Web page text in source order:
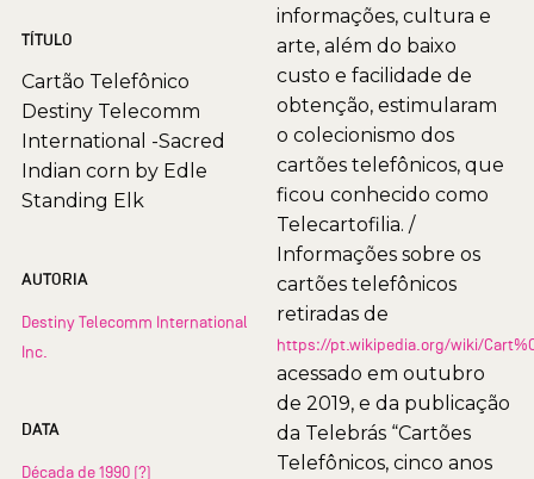
TÍTULO
Cartão Telefônico
Destiny Telecomm
International -Sacred
Indian corn by Edle
Standing Elk
AUTORIA
Destiny Telecomm International
Inc.
DATA
Década de 1990 (?)
informações, cultura e
arte, além do baixo
custo e facilidade de
obtenção, estimularam
o colecionismo dos
cartões telefônicos, que
ficou conhecido como
Telecartofilia. /
Informações sobre os
cartões telefônicos
retiradas de
https://pt.wikipedia.org/wiki/
acessado em outubro
de 2019, e da publicação
da Telebrás “Cartões
Telefônicos, cinco anos